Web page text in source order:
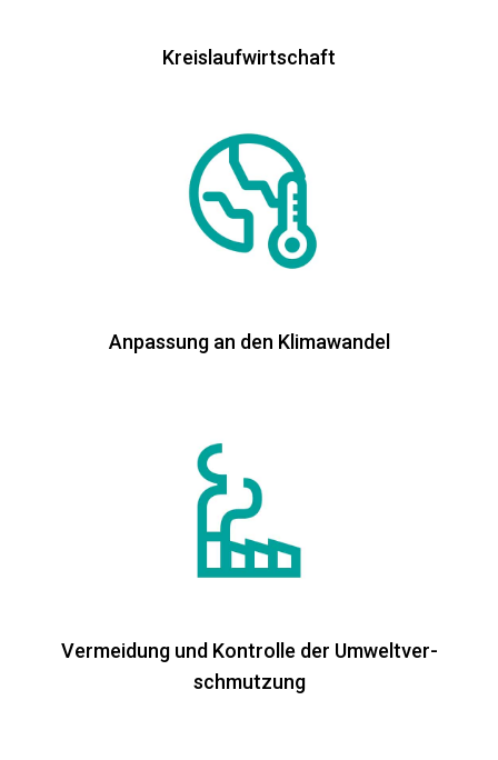
Kreislaufwirtschaft
Anpassung an den Klimawandel
Vermeidung und Kontrolle der Umweltver-
schmutzung